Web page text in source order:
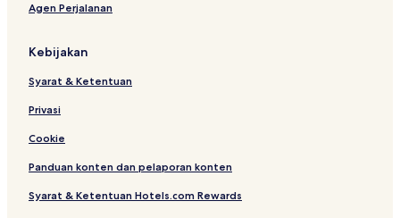
Agen Perjalanan
Kebijakan
Syarat & Ketentuan
Privasi
Cookie
Panduan konten dan pelaporan konten
Syarat & Ketentuan Hotels.com Rewards